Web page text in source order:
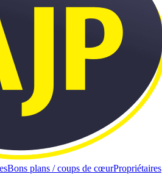
Bons plans / coups de cœurPropriétaires